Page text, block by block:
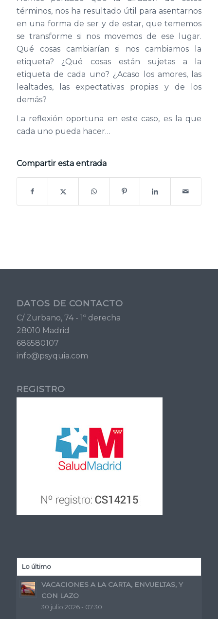
términos, nos ha resultado útil para asentarnos
en una forma de ser y de estar, que tememos
se transforme si nos movemos de ese lugar.
Qué cosas cambiarían si nos cambiamos la
etiqueta? ¿Qué cosas están sujetas a la
etiqueta de cada uno? ¿Acaso los amores, las
lealtades, las expectativas propias y de los
demás?
La reflexión oportuna en este caso, es la que
cada uno pueda hacer…
Compartir esta entrada
DATOS DE CONTACTO
C/ Zurbano, 74 - 1º derecha
28010 Madrid
686580107
info@psyquia.com
REGISTRO
Lo último
VACACIONES A LA CARTA, ENVUELTAS, Y
CON LAZO
30 julio 2026 - 07:30